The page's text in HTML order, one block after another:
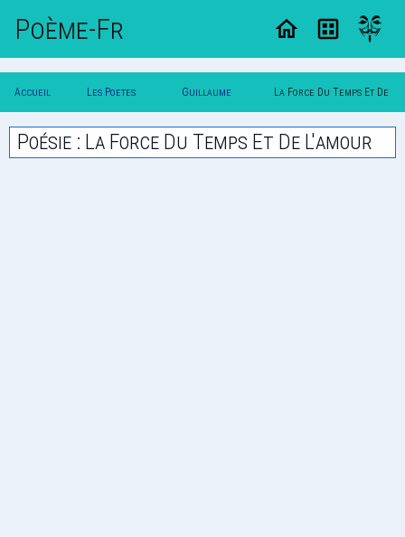
Poème-Fr
Accueil
Poesie
Les Poetes
Classique
Guillaume
Colletet
La Force Du Temps Et De
L'amour
Poésie : La Force Du Temps Et De L'amour